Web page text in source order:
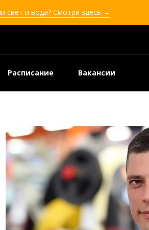
свет и вода? Смотри здесь →
Расписание Вакансии